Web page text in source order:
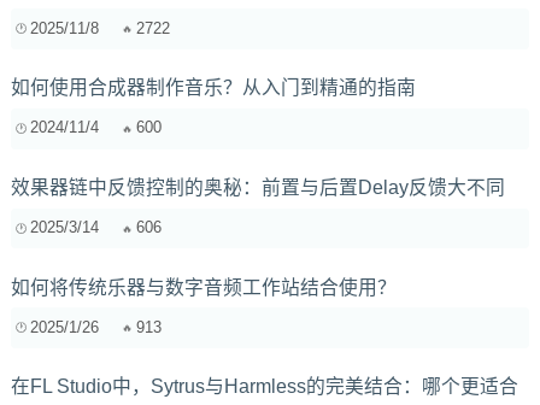
2025/11/8 2722
如何使用合成器制作音乐？从入门到精通的指南
2024/11/4 600
效果器链中反馈控制的奥秘：前置与后置Delay反馈大不同
2025/3/14 606
如何将传统乐器与数字音频工作站结合使用？
2025/1/26 913
在FL Studio中，Sytrus与Harmless的完美结合：哪个更适合